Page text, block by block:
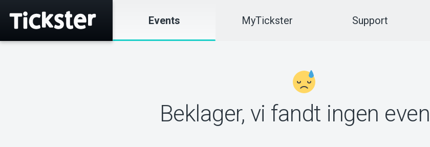
Events MyTickster Support
Beklager, vi fandt ingen